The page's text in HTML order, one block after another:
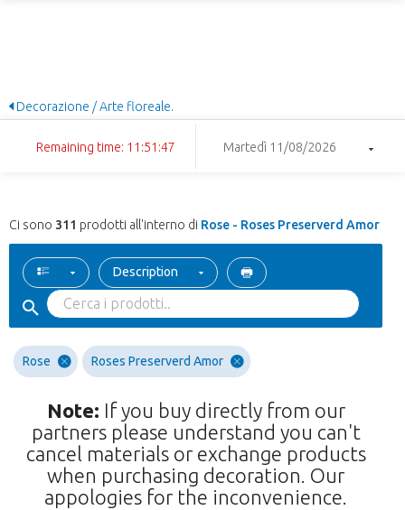
Decorazione / Arte floreale.
Remaining time: 11:51:46 Martedì 11/08/2026
Ci sono 311 prodotti all'interno di Rose - Roses Preserverd Amor
Description
Rose Roses Preserverd Amor
Note: If you buy directly from our
partners please understand you can't
cancel materials or exchange products
when purchasing decoration. Our
appologies for the inconvenience.